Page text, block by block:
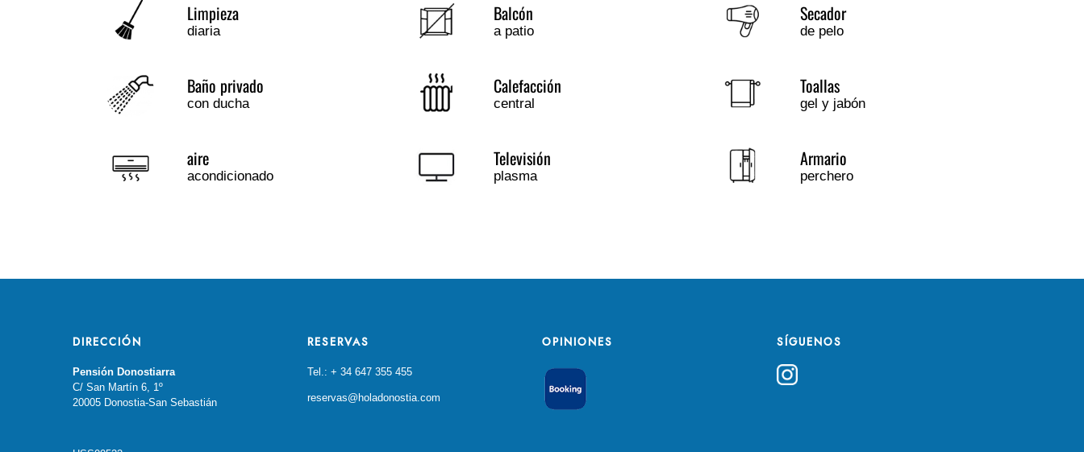
Limpieza
diaria
Baño privado
con ducha
aire
acondicionado
Balcón
a patio
Calefacción
central
Televisión
plasma
Secador
de pelo
Toallas
gel y jabón
Armario
perchero
DIRECCIÓN
Pensión Donostiarra
C/ San Martín 6, 1º
20005 Donostia-San Sebastián
RESERVAS
Tel.: + 34 647 355 455
reservas@holadonostia.com
OPINIONES SÍGUENOS